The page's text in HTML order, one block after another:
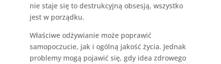
nie staje się to destrukcyjną obsesją, wszystko
jest w porządku.
Właściwe odżywianie może poprawić
samopoczucie, jak i ogólną jakość życia. Jednak
problemy mogą pojawić się, gdy idea zdrowego